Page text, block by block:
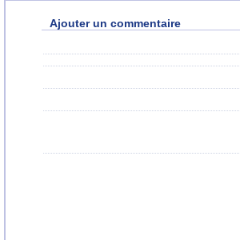
Ajouter un commentaire